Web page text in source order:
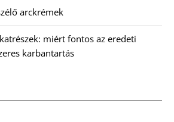
arckrémek
miért fontos az eredeti
karbantartás